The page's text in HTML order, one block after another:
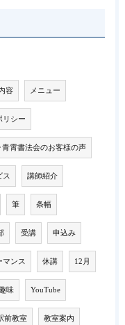
容 メニュー
リシー
青霄書法会のお客様の声
ス 講師紹介
筆 条幅
受講 申込み
マンス 休講 12月
味 YouTube
前教室 教室案内